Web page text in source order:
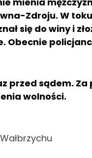
Zdroju. W
się do winy i
Obecnie
przed sądem. Za
wolności.